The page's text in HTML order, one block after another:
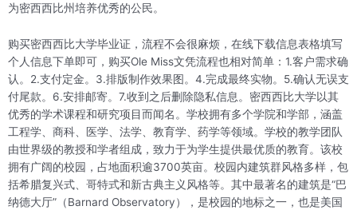
为密西西比州培养优秀的公民。
购买密西西比大学毕业证，流程不会很麻烦，在线下载信息表格填写
个人信息下单即可，购买Ole Miss文凭流程也相对简单：1.客户需求确
认。2.支付定金。3.排版制作效果图。4.完成最终实物。5.确认无误支
付尾款。6.安排邮寄。7.收到之后删除隐私信息。密西西比大学以其
优秀的学术课程和研究项目而闻名。学校拥有多个学院和学部，涵盖
工程学、商科、医学、法学、教育学、药学等领域。学校的教学团队
由世界级的教授和学者组成，致力于为学生提供最优质的教育。该校
拥有广阔的校园，占地面积逾3700英亩。校园内建筑群风格多样，包
括希腊复兴式、哥特式和新古典主义风格等。其中最著名的建筑是“巴
纳德大厅”（Barnard Observatory），是校园的地标之一，也是美国